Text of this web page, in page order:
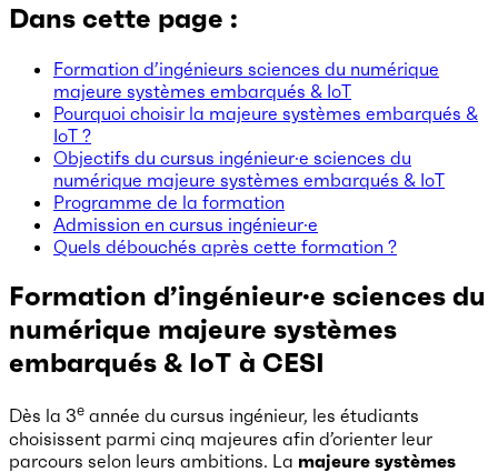
Dans cette page :
Formation d’ingénieurs sciences du numérique
majeure systèmes embarqués & IoT
Pourquoi choisir la majeure systèmes embarqués &
IoT ?
Objectifs du cursus ingénieur·e sciences du
numérique majeure systèmes embarqués & IoT
Programme de la formation
Admission en cursus ingénieur·e
Quels débouchés après cette formation ?
Formation d’ingénieur·e sciences du
numérique majeure systèmes
embarqués & IoT à CESI
Dès la 3e année du cursus ingénieur, les étudiants
choisissent parmi cinq majeures afin d’orienter leur
parcours selon leurs ambitions. La majeure systèmes